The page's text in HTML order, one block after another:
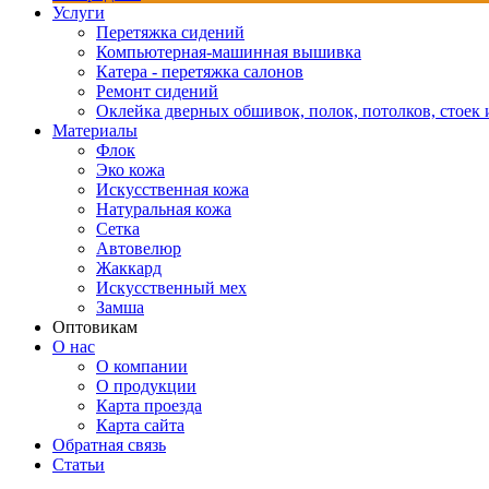
Услуги
Перетяжка сидений
Компьютерная-машинная вышивка
Катера - перетяжка салонов
Ремонт сидений
Оклейка дверных обшивок, полок, потолков, стоек
Материалы
Флок
Эко кожа
Искусственная кожа
Натуральная кожа
Сетка
Автовелюр
Жаккард
Искусственный мех
Замша
Оптовикам
О нас
О компании
О продукции
Карта проезда
Карта сайта
Обратная связь
Статьи